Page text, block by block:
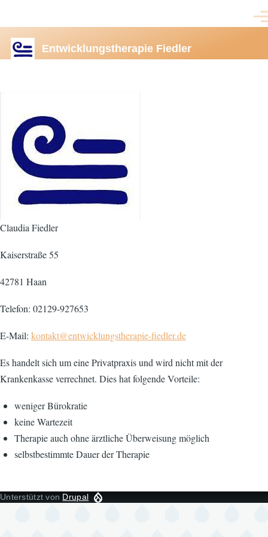
Entwicklungstherapie Fiedler
Claudia Fiedler
Kaiserstraße 55
42781 Haan
Telefon: 02129-927653
E-Mail: kontakt@entwicklungstherapie-fiedler.de
Es handelt sich um eine Privatpraxis und wird nicht mit der
Krankenkasse verrechnet. Dies hat folgende Vorteile:
weniger Bürokratie
keine Wartezeit
Therapie auch ohne ärztliche Überweisung möglich
selbstbestimmte Dauer der Therapie
Unterstützt von Drupal